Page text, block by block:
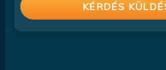
KÉRDÉS